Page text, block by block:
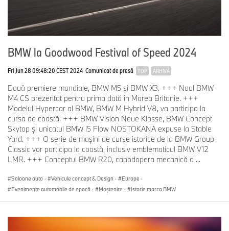
BMW la Goodwood Festival of Speed 2024
Fri Jun 28 09:48:20 CEST 2024 Comunicat de presă TOP ARHIVĂ
Două premiere mondiale, BMW M5 şi BMW X3. +++ Noul BMW
M4 CS prezentat pentru prima dată în Marea Britanie. +++
Modelul Hypercar al BMW, BMW M Hybrid V8, va participa la
cursa de coastă. +++ BMW Vision Neue Klasse, BMW Concept
Skytop şi unicatul BMW i5 Flow NOSTOKANA expuse la Stable
Yard. +++ O serie de maşini de curse istorice de la BMW Group
Classic vor participa la coastă, inclusiv emblematicul BMW V12
LMR. +++ Conceptul BMW R20, capodopera mecanică a ...
Saloane auto · Vehicule concept & Design · Europe ·
Evenimente automobile de epocă · Moștenire · Istorie marca BMW